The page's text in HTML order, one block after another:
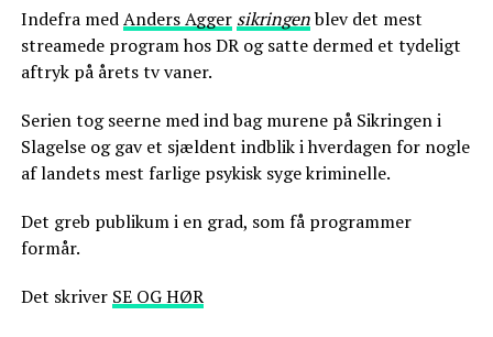
Indefra medAnders Agger sikringenblev det mest
streamede program hos DR og satte dermed et tydeligt
aftryk på årets tv vaner.
Serien tog seerne med ind bag murene på Sikringen i
Slagelse og gav et sjældent indblik i hverdagen for nogle
af landets mest farlige psykisk syge kriminelle.
Det greb publikum i en grad, som få programmer
formår.
Det skriver SE OG HØR